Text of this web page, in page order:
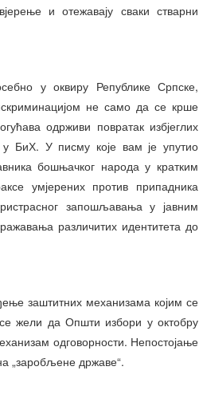
и отежавају сваки стварни
у оквиру Републике Српске,
не само да се крше
одрживи повратак избјеглих
БиХ. У писму које вам је упутио
бошњачког народа у кратким
умјерених против припадника
запошљавања у јавним
различитих идентитета до
заштитних механизама којим се
се жели да Општи избори у октобру
одговорности. Непостојање
„заробљене државе“.